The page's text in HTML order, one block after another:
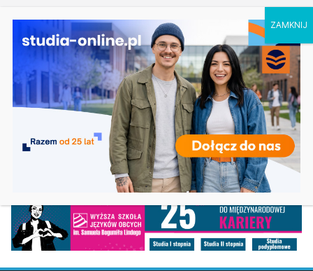
Ostatnie
wpisy:
Oceanotechnika w Szczecinie
Dodatkowa rekrutacja na studia na UJD –
Uniwersytet Jana Długosza w Częstochowie
Biotechnologia – Uniwersytet Przyrodniczy w
Poznaniu
Zarządzanie w turystyce w Katowicach
Turystyka – Uniwersytet Wrocławski